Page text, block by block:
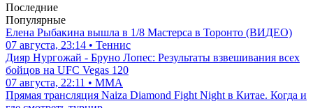
Последние
Популярные
Елена Рыбакина вышла в 1/8 Мастерса в Торонто (ВИДЕО)
07 августа, 23:14 • Теннис
Дияр Нургожай - Бруно Лопес: Результаты взвешивания всех
бойцов на UFC Vegas 120
07 августа, 22:11 • ММА
Прямая трансляция Naiza Diamond Fight Night в Китае. Когда и